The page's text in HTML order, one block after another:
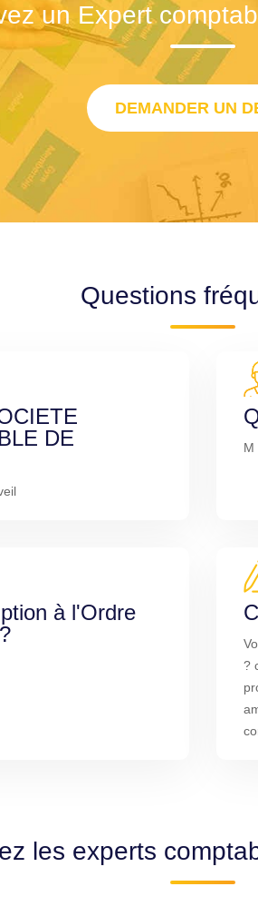
un Expert
DEMANDER UN
Questions
DE
M
à l'Ordre
?
les experts